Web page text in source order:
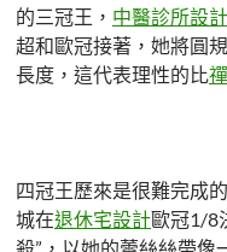
的三冠王， 中醫診所設計
超和歐冠接著，她將圓
長度，這代表理性的比
四冠王歷來是很難完成
城在退休宅設計歐冠1/8